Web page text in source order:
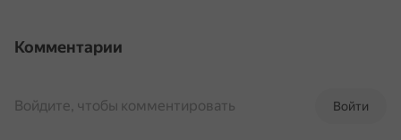
Комментарии
Войти
Войдите, чтобы комментировать